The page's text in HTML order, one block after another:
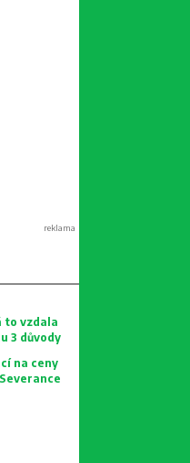
reklama
to vzdala
3 důvody
na ceny